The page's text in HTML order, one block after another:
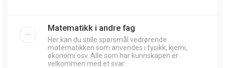
Matematikk i andre fag
Her kan du stille spørsmål vedrørende
matematikken som anvendes i fysikk, kjemi,
økonomi osv. Alle som har kunnskapen er
velkommen med et svar.